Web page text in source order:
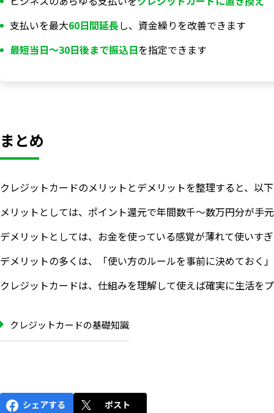
支払いを最大60日間延長し、資金繰りを改善できます
最短当日〜30日後まで振込日を指定できます
まとめ
クレジットカードのメリットとデメリットを整理すると、以
メリットとしては、ポイント還元で年間数千〜数万円分が手
デメリットとしては、お金を使っている感覚が薄れて使いす
デメリットの多くは、「使い方のルールを事前に決めておく
クレジットカードは、仕組みを理解して使えば確実に生活を
クレジットカードの基礎知識
シェアする ポスト